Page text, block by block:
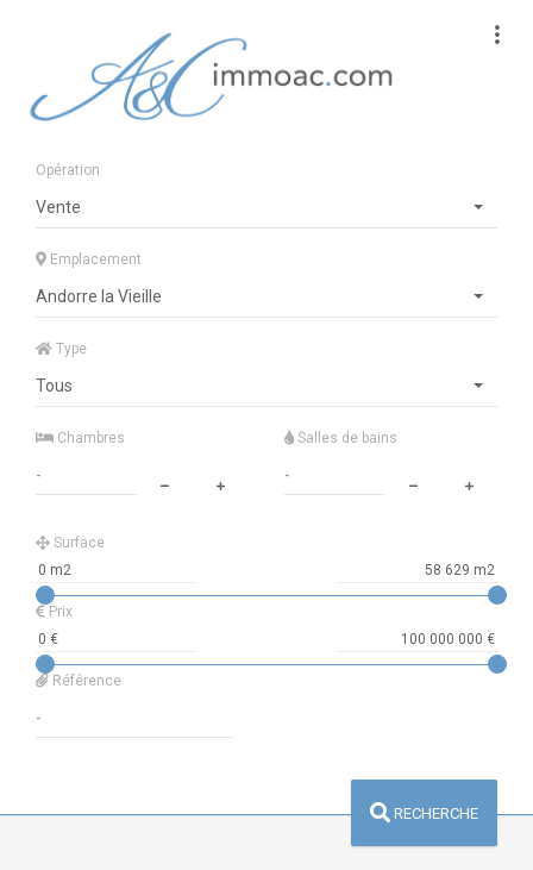
Opération
Vente
Emplacement
Andorre la Vieille
Type
Tous
Chambres Salles de bains
Surface
Prix
Référence
RECHERCHE